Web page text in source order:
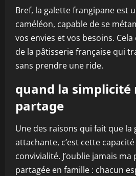
Bref, la galette frangipane est
caméléon, capable de se
vos envies et vos besoins.
de la pâtisserie française qui
sans prendre une ride.
quand la simplicité
partage
Une des raisons qui fait que la
attachante, c’est cette
convivialité. J’oublie jamais
partagée en famille : chacun